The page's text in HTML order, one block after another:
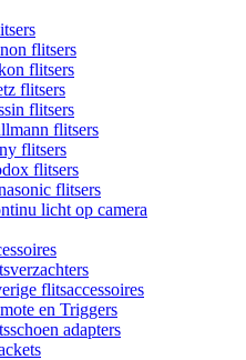
flitsers
flitsers
flitsers
flitsers
flitsers
flitsers
flitsers
flitsers
licht op camera
flitsaccessoires
en Triggers
adapters